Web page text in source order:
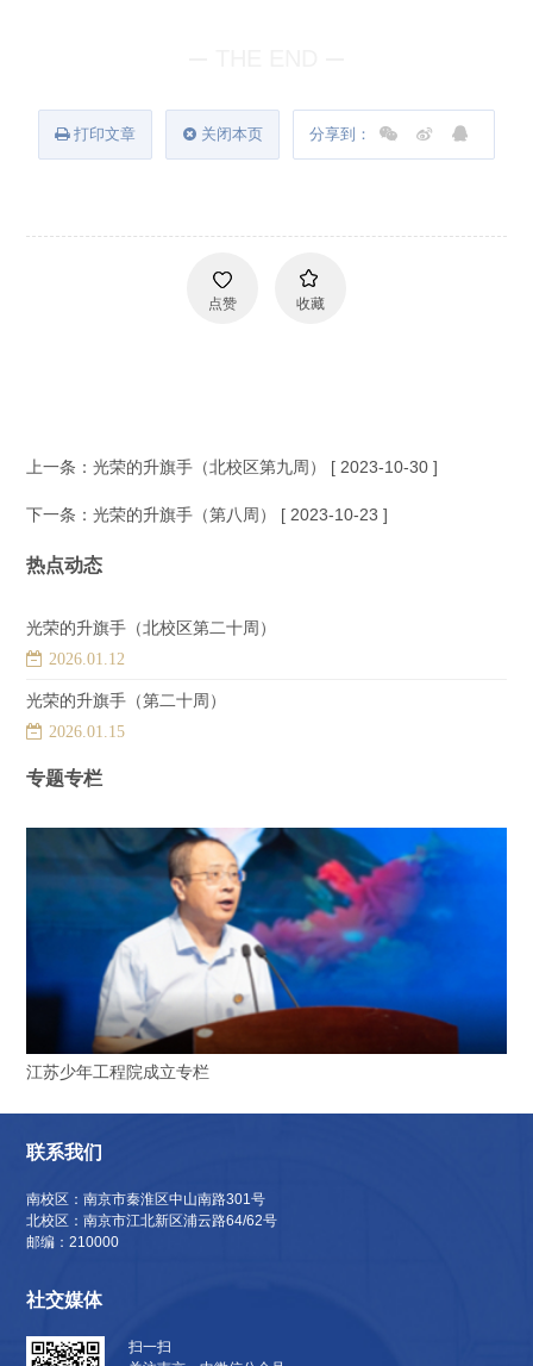
打印文章 关闭本页 分享到：
点赞 收藏
上一条：光荣的升旗手（北校区第九周） [ 2023-10-30 ]
下一条：光荣的升旗手（第八周） [ 2023-10-23 ]
热点动态
光荣的升旗手（北校区第二十周）
2026.01.12
光荣的升旗手（第二十周）
2026.01.15
专题专栏
江苏少年工程院成立专栏
联系我们
南校区：南京市秦淮区中山南路301号
北校区：南京市江北新区浦云路64/62号
邮编：210000
社交媒体
扫一扫